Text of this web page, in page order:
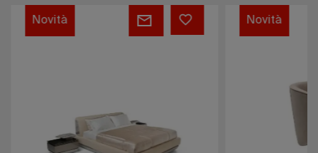
Mac
Novità
Rift
Novità